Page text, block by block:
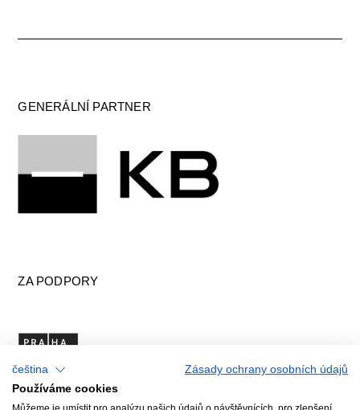
GENERÁLNÍ PARTNER
ZA PODPORY
čeština
Zásady ochrany osobních údajů
Používáme cookies